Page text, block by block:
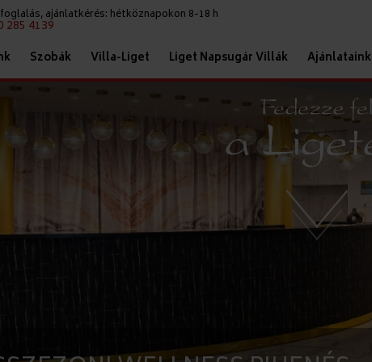
ajánlatkérés: hétköznapokon 8-18 h
285 4139
Szobák Villa-Liget Liget Napsugár Villák Ajánlataink